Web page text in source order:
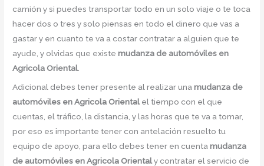
camión y si puedes transportar todo en un solo viaje o te toca
hacer dos o tres y solo piensas en todo el dinero que vas a
gastar y en cuanto te va a costar contratar a alguien que te
ayude, y olvidas que existemudanza de automóviles en
Agricola Oriental
Adicional debes tener presente al realizar unamudanza de
automóviles en Agricola Oriental el tiempo con el que
cuentas, el tráfico, la distancia, y las horas que te va a tomar,
por eso es importante tener con antelación resuelto tu
equipo de apoyo, para ello debes tener en cuentamudanza
de automóviles en Agricola Orientaly contratar el servicio de